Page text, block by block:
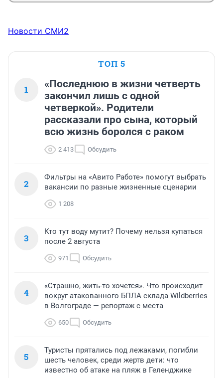
Новости СМИ2
ТОП 5
1
«Последнюю в жизни четверть
закончил лишь с одной
четверкой». Родители
рассказали про сына, который
всю жизнь боролся с раком
2 413 Обсудить
2
Фильтры на «Авито Работе» помогут выбрать
вакансии по разные жизненные сценарии
1 208
3
Кто тут воду мутит? Почему нельзя купаться
после 2 августа
971 Обсудить
4
«Страшно, жить-то хочется». Что происходит
вокруг атакованного БПЛА склада Wildberries
в Волгограде — репортаж с места
650 Обсудить
5
Туристы прятались под лежаками, погибли
шесть человек, среди жертв дети: что
известно об атаке на пляж в Геленджике